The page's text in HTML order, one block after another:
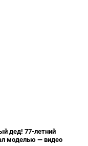
дед! 77-летний
моделью — видео